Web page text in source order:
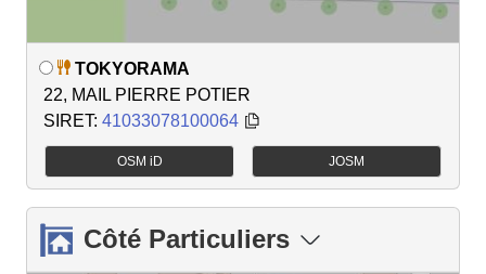
TOKYORAMA
22, MAIL PIERRE POTIER
SIRET: 41033078100064
OSM iD JOSM
Côté Particuliers